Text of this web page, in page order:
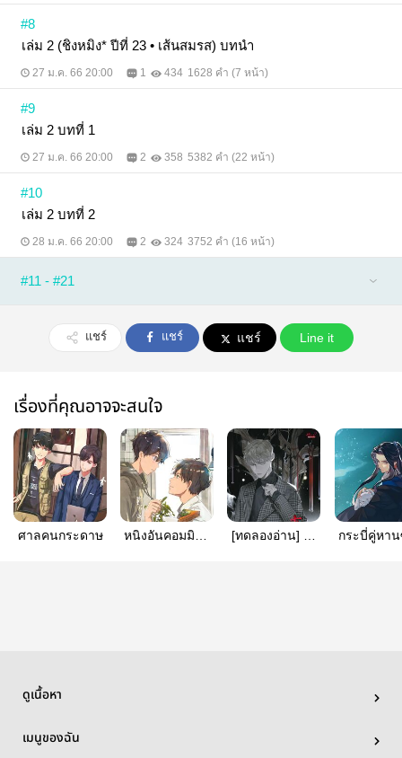
#8
เล่ม 2 (ชิงหมิง* ปีที่ 23 • เส้นสมรส) บทนำ
27 ม.ค. 66 20:00 1 434 1628 คำ (7 หน้า)
#9
เล่ม 2 บทที่ 1
27 ม.ค. 66 20:00 2 358 5382 คำ (22 หน้า)
#10
เล่ม 2 บทที่ 2
28 ม.ค. 66 20:00 2 324 3752 คำ (16 หน้า)
#11 - #21
แชร์ แชร์ แชร์ Line it
เรื่องที่คุณอาจจะสนใจ
ศาลคนกระดาษ
หนิงอันคอมมิวนิ
[ทดลองอ่าน] 巫
กระบี่คู่หา
ดูเนื้อหา
เมนูของฉัน